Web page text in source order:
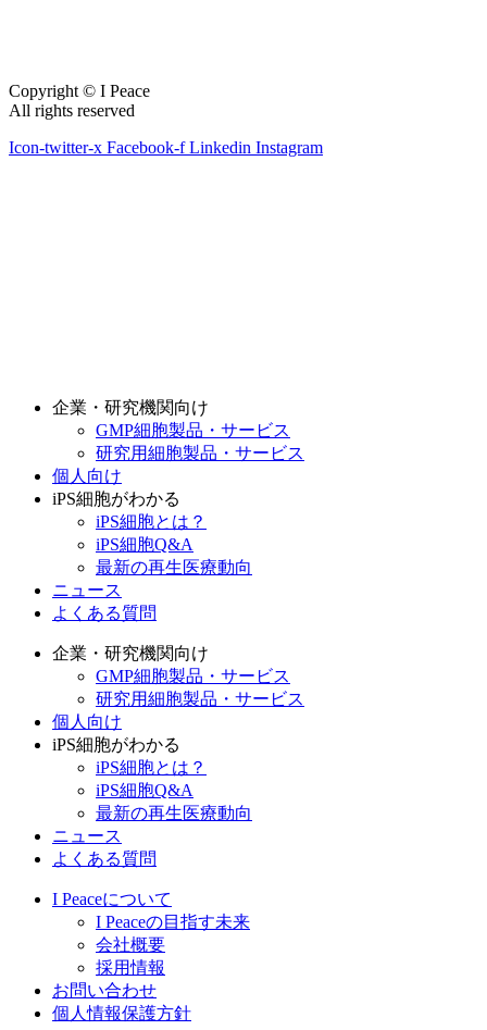
Copyright © I Peace
All rights reserved
Icon-twitter-x Facebook-f Linkedin Instagram
企業・研究機関向け
GMP細胞製品・サービス
研究用細胞製品・サービス
個人向け
iPS細胞がわかる
iPS細胞とは？
iPS細胞Q&A
最新の再生医療動向
ニュース
よくある質問
企業・研究機関向け
GMP細胞製品・サービス
研究用細胞製品・サービス
個人向け
iPS細胞がわかる
iPS細胞とは？
iPS細胞Q&A
最新の再生医療動向
ニュース
よくある質問
I Peaceについて
I Peaceの目指す未来
会社概要
採用情報
お問い合わせ
個人情報保護方針